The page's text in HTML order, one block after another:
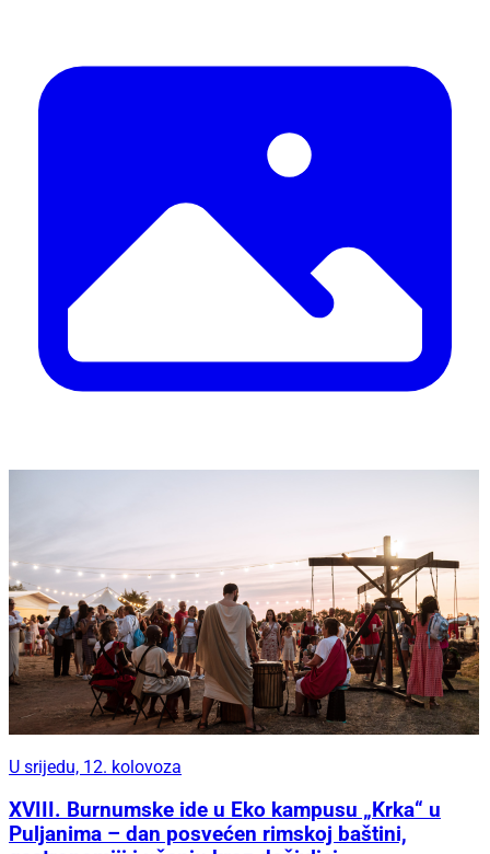
U srijedu, 12. kolovoza
XVIII. Burnumske ide u Eko kampusu „Krka“ u
Puljanima – dan posvećen rimskoj baštini,